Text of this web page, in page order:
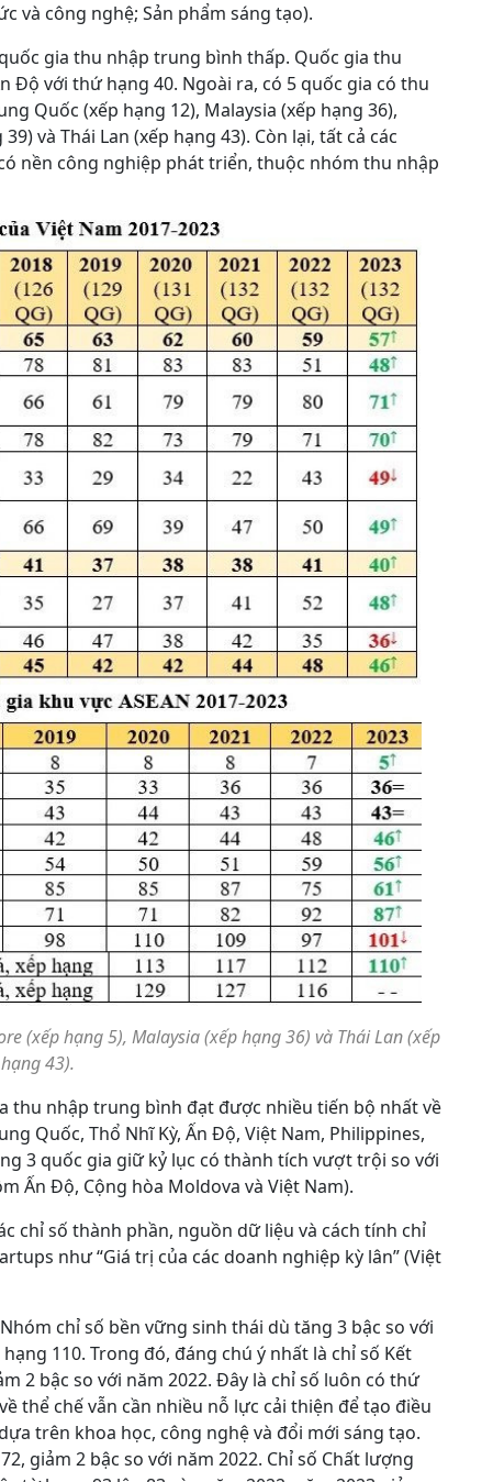
và công nghệ; Sản phẩm sáng tạo).
gia thu nhập trung bình thấp. Quốc gia thu
Độ với thứ hạng 40. Ngoài ra, có 5 quốc gia có thu
Quốc (xếp hạng 12), Malaysia (xếp hạng 36),
và Thái Lan (xếp hạng 43). Còn lại, tất cả các
nền công nghiệp phát triển, thuộc nhóm thu nhập
(xếp hạng 5), Malaysia (xếp hạng 36) và Thái Lan (xếp
hạng 43).
thu nhập trung bình đạt được nhiều tiến bộ nhất về
Quốc, Thổ Nhĩ Kỳ, Ấn Độ, Việt Nam, Philippines,
3 quốc gia giữ kỷ lục có thành tích vượt trội so với
Ấn Độ, Cộng hòa Moldova và Việt Nam).
chỉ số thành phần, nguồn dữ liệu và cách tính chỉ
như “Giá trị của các doanh nghiệp kỳ lân” (Việt
chỉ số bền vững sinh thái dù tăng 3 bậc so với
110. Trong đó, đáng chú ý nhất là chỉ số Kết
2 bậc so với năm 2022. Đây là chỉ số luôn có thứ
thể chế vẫn cần nhiều nỗ lực cải thiện để tạo điều
trên khoa học, công nghệ và đổi mới sáng tạo.
giảm 2 bậc so với năm 2022. Chỉ số Chất lượng